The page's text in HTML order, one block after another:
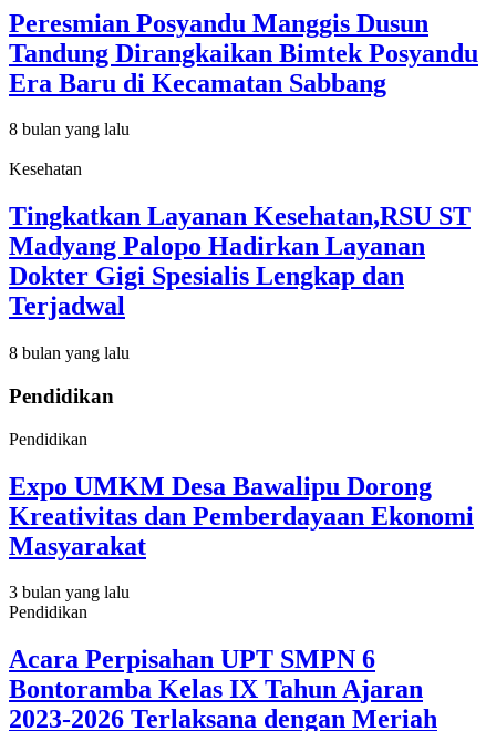
Peresmian Posyandu Manggis Dusun
Tandung Dirangkaikan Bimtek Posyandu
Era Baru di Kecamatan Sabbang
8 bulan yang lalu
Kesehatan
Tingkatkan Layanan Kesehatan,RSU ST
Madyang Palopo Hadirkan Layanan
Dokter Gigi Spesialis Lengkap dan
Terjadwal
8 bulan yang lalu
Pendidikan
Pendidikan
Expo UMKM Desa Bawalipu Dorong
Kreativitas dan Pemberdayaan Ekonomi
Masyarakat
3 bulan yang lalu
Pendidikan
Acara Perpisahan UPT SMPN 6
Bontoramba Kelas IX Tahun Ajaran
2023-2026 Terlaksana dengan Meriah